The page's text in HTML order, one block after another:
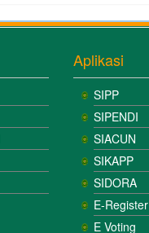
Aplikasi
SIPP
SIPENDI
SIACUN
SIKAPP
SIDORA
E-Register
E Voting